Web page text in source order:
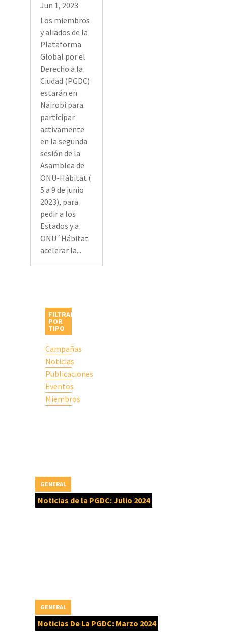
Jun 1, 2023
Los miembros
y aliados de la
Plataforma
Global por el
Derecho a la
Ciudad (PGDC)
estarán en
Nairobi para
participar
activamente
en la segunda
sesión de la
Asamblea de
ONU-Hábitat (
5 a 9 de junio
2023), para
pedir a los
Estados y a
ONU´Hábitat
acelerar la...
FILTRAR
POR
TIPO
Campañas
Noticias
Publicaciones
Eventos
Miembros
Noticias de la PGDC: Julio 2024
GENERAL
Noticias De La PGDC: Marzo 2024
GENERAL